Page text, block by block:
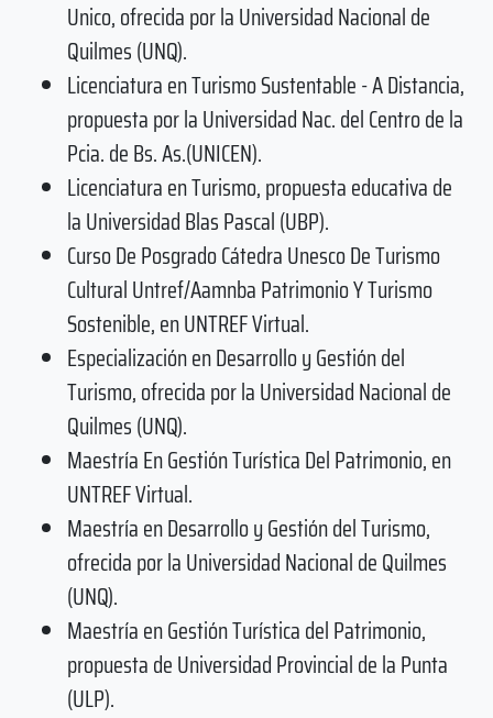
Unico, ofrecida por la Universidad Nacional de
Quilmes (UNQ).
Licenciatura en Turismo Sustentable - A Distancia,
propuesta por la Universidad Nac. del Centro de la
Pcia. de Bs. As.(UNICEN).
Licenciatura en Turismo, propuesta educativa de
la Universidad Blas Pascal (UBP).
Curso De Posgrado Cátedra Unesco De Turismo
Cultural Untref/Aamnba Patrimonio Y Turismo
Sostenible, en UNTREF Virtual.
Especialización en Desarrollo y Gestión del
Turismo, ofrecida por la Universidad Nacional de
Quilmes (UNQ).
Maestría En Gestión Turística Del Patrimonio, en
UNTREF Virtual.
Maestría en Desarrollo y Gestión del Turismo,
ofrecida por la Universidad Nacional de Quilmes
(UNQ).
Maestría en Gestión Turística del Patrimonio,
propuesta de Universidad Provincial de la Punta
(ULP).